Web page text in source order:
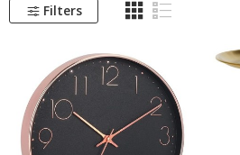
Filters